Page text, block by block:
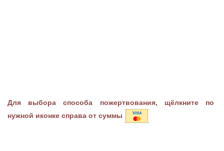
Для выбора способа пожертвования, щёлкните по
нужной иконке справа от суммы